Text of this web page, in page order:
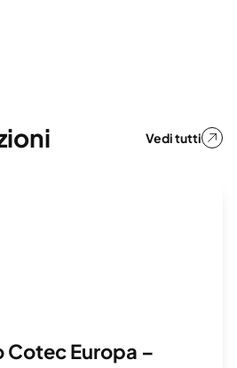
Vedi tutti
Cotec Europa –